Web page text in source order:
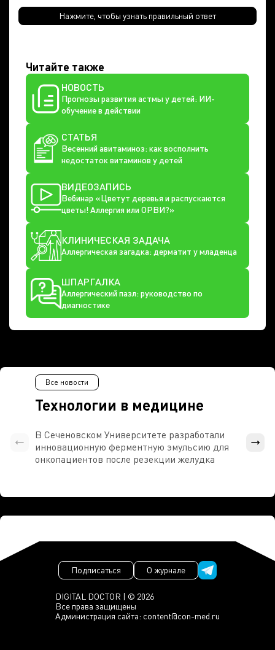
Нажмите, чтобы узнать правильный ответ
Читайте также
НОВОСТЬ
Прогнозы развития астмы у детей: ИИ-
обучение в действии
СТАТЬЯ
Весенний авитаминоз: как восполнить
недостаток витаминов у детей
ВИДЕОЗАПИСЬ
Вебинар «Цветут деревья и распускаются
цветы! Аллергия или ОРВИ?»
КЛИНИЧЕСКАЯ ЗАДАЧА
Аллергическая загадка: дерматит у младенца
ШПАРГАЛКА
Аллергический пазл: руководство по
диагностике
Технологии в медицине
Все новости
В Сеченовском Университете разработали
инновационную ферментную эмульсию для
онкопациентов после резекции желудка
DIGITAL DOCTOR | © 2026
Все права защищены
Администрация сайта: content@con-med.ru
Подписаться О журнале